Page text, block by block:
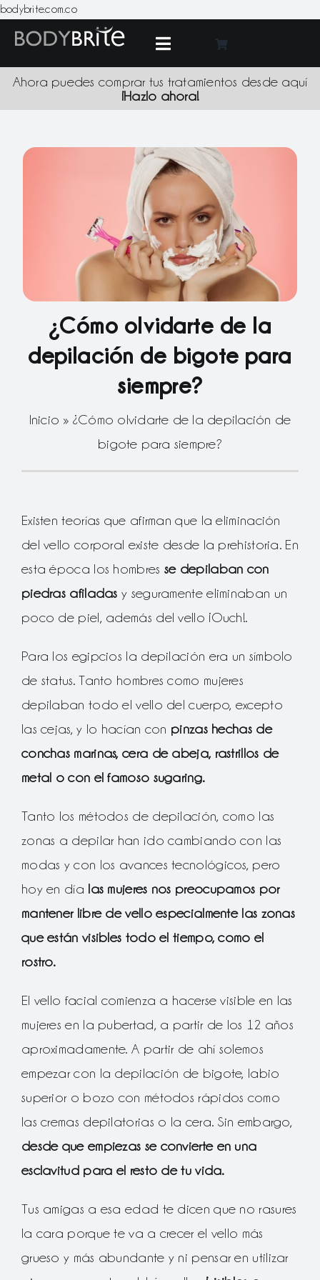
bodybrite.com.coSkip
content
Toggle
Navigation
Ahora puedes comprar tus tratamientos desde aquí
¡Hazlo ahora!
¿Cómo olvidarte de la
depilación de bigote para
siempre?
Inicio » ¿Cómo olvidarte de la depilación de
bigote para siempre?
Existen teorías que afirman que la eliminación
del vello corporal existe desde la prehistoria. En
esta época los hombres se depilaban con
piedras afiladas y seguramente eliminaban un
poco de piel, además del vello ¡Ouch!.
Para los egipcios la depilación era un símbolo
de status. Tanto hombres como mujeres
depilaban todo el vello del cuerpo, excepto
las cejas, y lo hacían con pinzas hechas de
conchas marinas, cera de abeja, rastrillos de
metal o con el famoso sugaring.
Tanto los métodos de depilación, como las
zonas a depilar han ido cambiando con las
modas y con los avances tecnológicos, pero
hoy en día las mujeres nos preocupamos por
mantener libre de vello especialmente las zonas
que están visibles todo el tiempo, como el
rostro.
El vello facial comienza a hacerse visible en las
mujeres en la pubertad, a partir de los 12 años
aproximadamente. A partir de ahí solemos
empezar con la depilación de bigote, labio
superior o bozo con métodos rápidos como
las cremas depilatorias o la cera. Sin embargo,
desde que empiezas se convierte en una
esclavitud para el resto de tu vida.
Tus amigas a esa edad te dicen que no rasures
la cara porque te va a crecer el vello más
grueso y más abundante y ni pensar en utilizar